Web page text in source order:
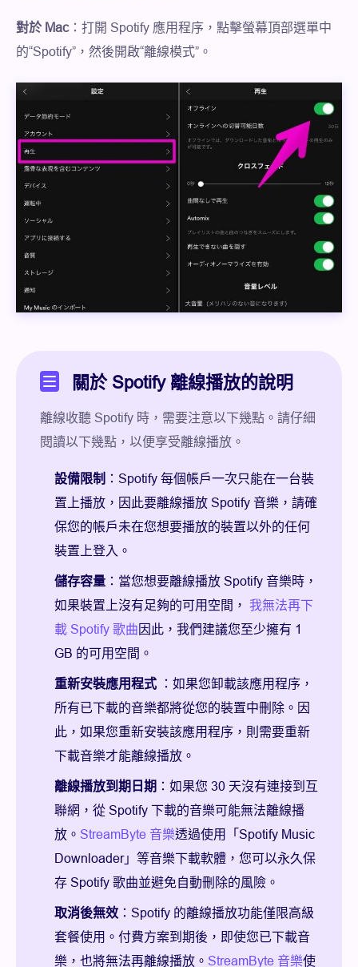
對於 Mac：打開 Spotify 應用程序，點擊螢幕頂部選單中
的“Spotify”，然後開啟“離線模式”。
關於 Spotify 離線播放的說明
離線收聽 Spotify 時，需要注意以下幾點。請仔細
閱讀以下幾點，以便享受離線播放。
設備限制 ：Spotify 每個帳戶一次只能在一台裝
置上播放，因此要離線播放 Spotify 音樂，請確
保您的帳戶未在您想要播放的裝置以外的任何
裝置上登入。
儲存容量 ：當您想要離線播放 Spotify 音樂時，
如果裝置上沒有足夠的可用空間， 我無法再下
載 Spotify 歌曲因此，我們建議您至少擁有 1
GB 的可用空間。
重新安裝應用程式 ：如果您卸載該應用程序，
所有已下載的音樂都將從您的裝置中刪除。因
此，如果您重新安裝該應用程序，則需要重新
下載音樂才能離線播放。
離線播放到期日期 ：如果您 30 天沒有連接到互
聯網，從 Spotify 下載的音樂可能無法離線播
放。 StreamByte 音樂透過使用「Spotify Music
Downloader」等音樂下載軟體，您可以永久保
存 Spotify 歌曲並避免自動刪除的風險。
取消後無效 ：Spotify 的離線播放功能僅限高級
套餐使用。付費方案到期後，即使您已下載音
樂，也將無法再離線播放。 StreamByte 音樂使